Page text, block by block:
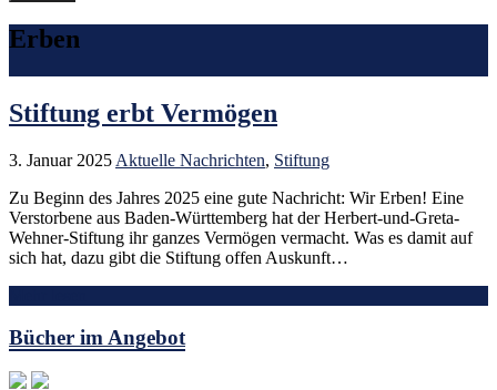
Erben
Stiftung erbt Vermögen
3. Januar 2025 Aktuelle Nachrichten, Stiftung
Zu Beginn des Jahres 2025 eine gute Nachricht: Wir Erben! Eine
Verstorbene aus Baden-Württemberg hat der Herbert-und-Greta-
Wehner-Stiftung ihr ganzes Vermögen vermacht. Was es damit auf
sich hat, dazu gibt die Stiftung offen Auskunft…
Bücher im Angebot